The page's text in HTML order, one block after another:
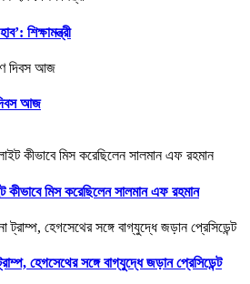
শিক্ষামন্ত্রী
আজ
কীভাবে মিস করেছিলেন সালমান এফ রহমান
হেগসেথের সঙ্গে বাগ্‌যুদ্ধে জড়ান প্রেসিডেন্ট